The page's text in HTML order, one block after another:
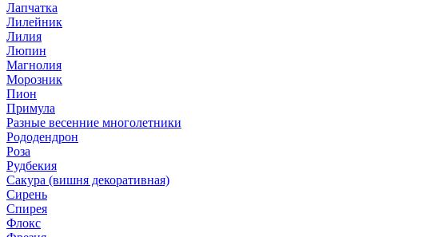
Лапчатка
Лилейник
Лилия
Люпин
Магнолия
Морозник
Пион
Примула
Разные весенние многолетники
Рододендрон
Роза
Рудбекия
Сакура (вишня декоративная)
Сирень
Спирея
Флокс